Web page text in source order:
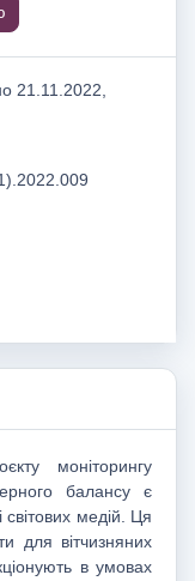
21.11.2022,
моніторингу
балансу є
медій. Ця
для вітчизняних
в умовах